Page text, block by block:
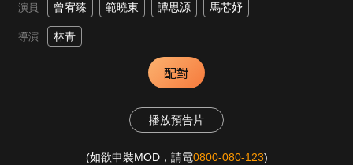
演員 曾宥臻 範曉東 譚思源 馬芯妤
導演 林青
配對
播放預告片
(如欲申裝MOD，請電0800-080-123)